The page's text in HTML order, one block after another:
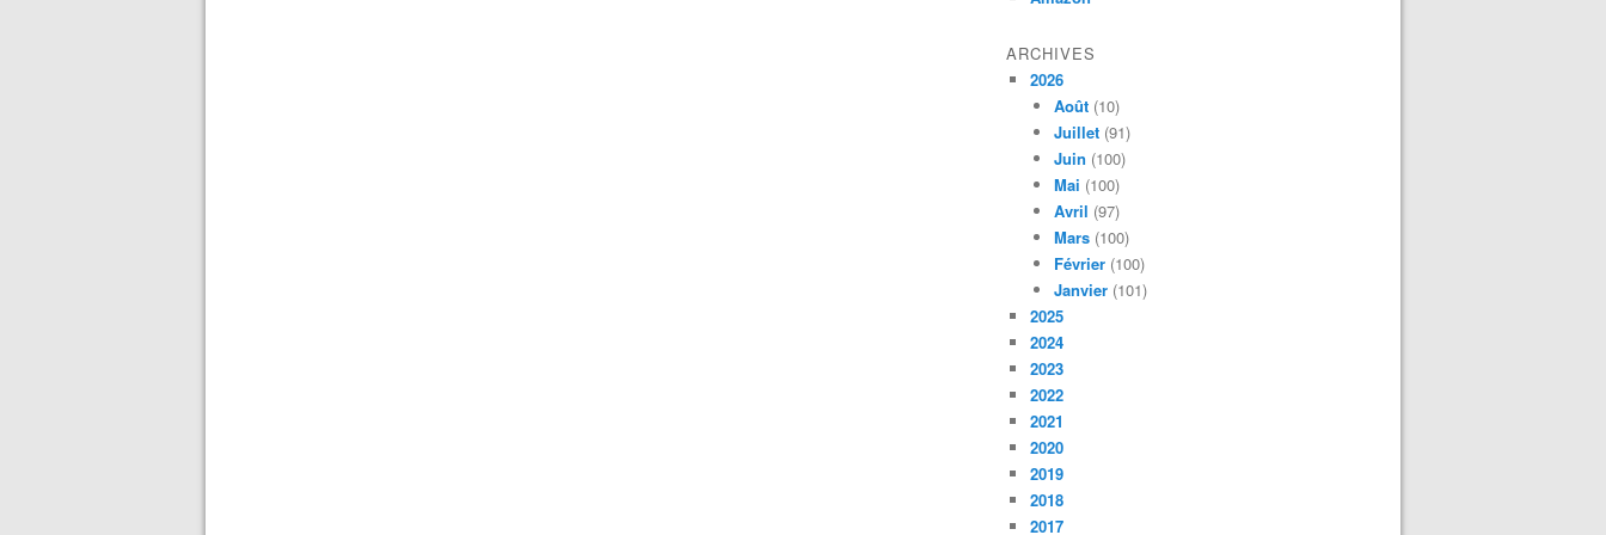
ARCHIVES
2026
Août (10)
Juillet (91)
Juin (100)
Mai (100)
Avril (97)
Mars (100)
Février (100)
Janvier (101)
2025
2024
2023
2022
2021
2020
2019
2018
2017